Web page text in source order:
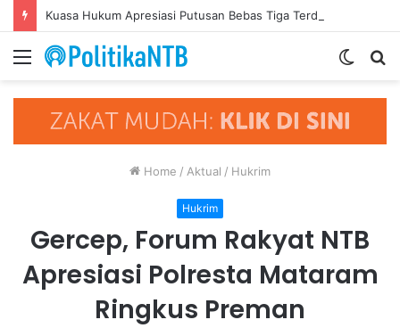
Menu
Switch
Home / Aktual / Hukrim
Hukrim
Gercep, Forum Rakyat NTB
Apresiasi Polresta Mataram
Ringkus Preman